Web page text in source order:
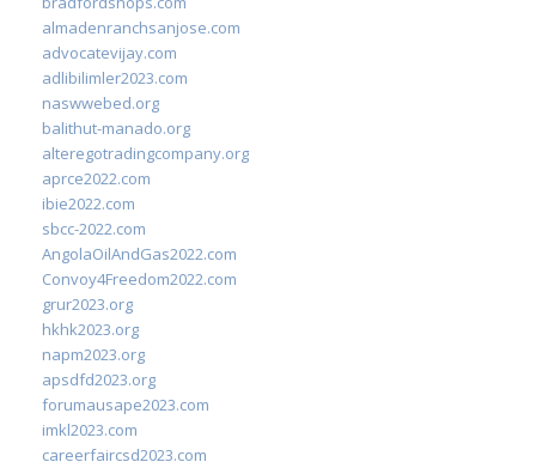
almadenranchsanjose.com
advocatevijay.com
adlibilimler2023.com
naswwebed.org
balithut-manado.org
alteregotradingcompany.org
aprce2022.com
ibie2022.com
sbcc-2022.com
AngolaOilAndGas2022.com
Convoy4Freedom2022.com
grur2023.org
hkhk2023.org
napm2023.org
apsdfd2023.org
forumausape2023.com
imkl2023.com
careerfaircsd2023.com